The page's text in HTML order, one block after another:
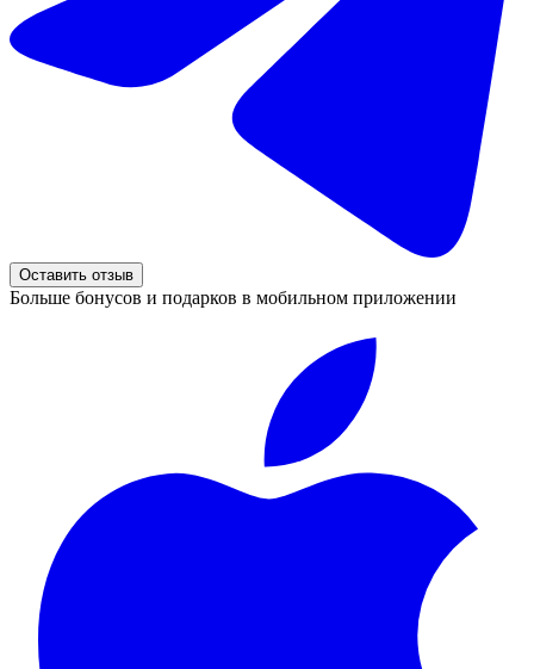
Оставить отзыв
Больше бонусов и подарков в мобильном приложении